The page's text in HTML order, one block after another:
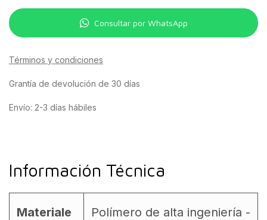
Consultar por WhatsApp
Términos y condiciones
Grantía de devolución de 30 días
Envío: 2-3 días hábiles
Información Técnica
Materiale
Polímero de alta ingeniería -